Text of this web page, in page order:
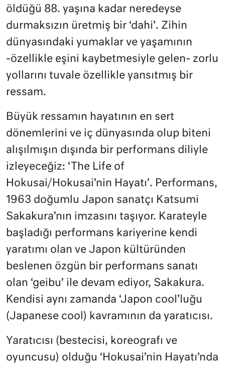
öldüğü 88. yaşına kadar neredeyse
durmaksızın üretmiş bir ‘dahi’. Zihin
dünyasındaki yumaklar ve yaşamının
-özellikle eşini kaybetmesiyle gelen- zorlu
yollarını tuvale özellikle yansıtmış bir
ressam.
Büyük ressamın hayatının en sert
dönemlerini ve iç dünyasında olup biteni
alışılmışın dışında bir performans diliyle
izleyeceğiz: ‘The Life of
Hokusai/Hokusai’nin Hayatı’. Performans,
1963 doğumlu Japon sanatçı Katsumi
Sakakura’nın imzasını taşıyor. Karateyle
başladığı performans kariyerine kendi
yaratımı olan ve Japon kültüründen
beslenen özgün bir performans sanatı
olan ‘geibu’ ile devam ediyor, Sakakura.
Kendisi aynı zamanda ‘Japon cool’luğu
(Japanese cool) kavramının da yaratıcısı.
Yaratıcısı (bestecisi, koreografı ve
oyuncusu) olduğu ‘Hokusai’nin Hayatı’nda